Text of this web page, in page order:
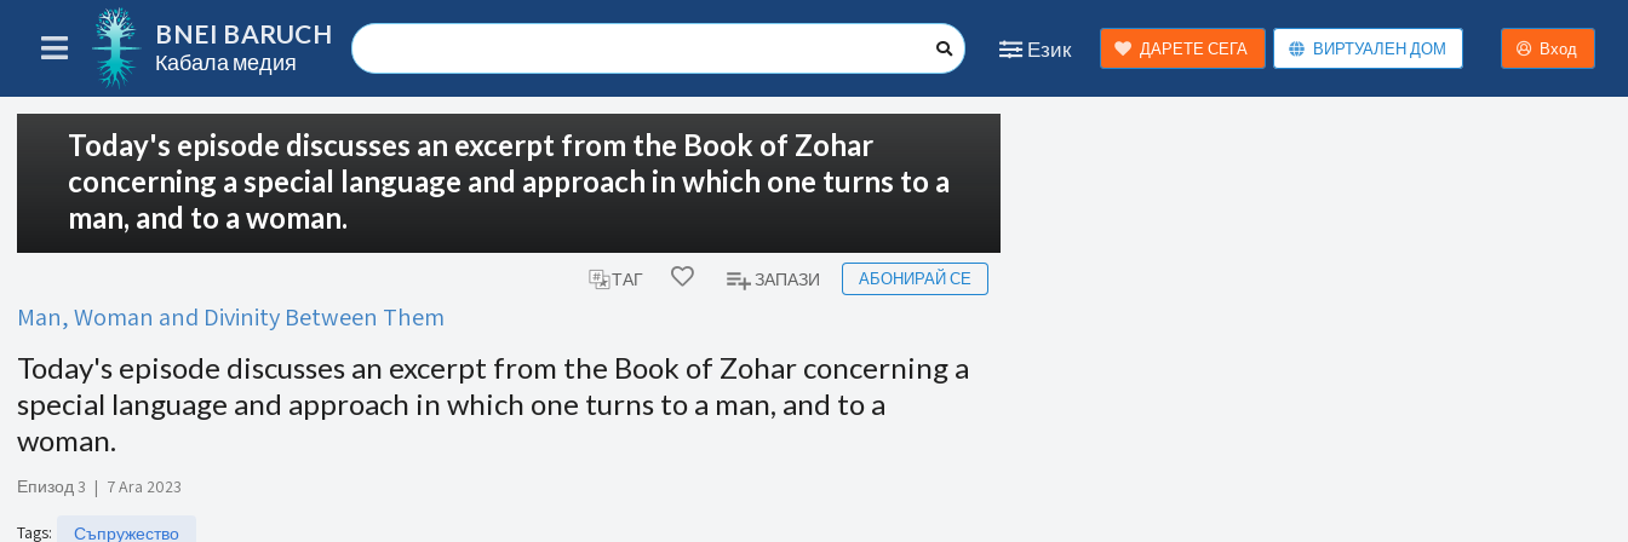
BNEI BARUCH
Кабала медия
Език ДАРЕТЕ СЕГА ВИРТУАЛЕН ДОМ Вход
Today's episode discusses an excerpt from the Book of Zohar
concerning a special language and approach in which one turns to a
man, and to a woman.
ТАГ ЗАПАЗИ АБОНИРАЙ СЕ
Man, Woman and Divinity Between Them
Today's episode discusses an excerpt from the Book of Zohar concerning a
special language and approach in which one turns to a man, and to a
woman.
Епизод 3 | 7 Ara 2023
Tags: Съпружество